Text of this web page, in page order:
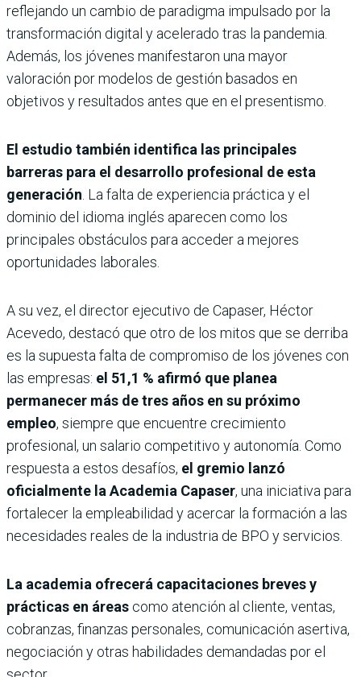
reflejando un cambio de paradigma impulsado por la
transformación digital y acelerado tras la pandemia.
Además, los jóvenes manifestaron una mayor
valoración por modelos de gestión basados en
objetivos y resultados antes que en el presentismo.
El estudio también identifica las principales
barreras para el desarrollo profesional de esta
generación. La falta de experiencia práctica y el
dominio del idioma inglés aparecen como los
principales obstáculos para acceder a mejores
oportunidades laborales.
A su vez, el director ejecutivo de Capaser, Héctor
Acevedo, destacó que otro de los mitos que se derriba
es la supuesta falta de compromiso de los jóvenes con
las empresas: el 51,1 % afirmó que planea
permanecer más de tres años en su próximo
empleo, siempre que encuentre crecimiento
profesional, un salario competitivo y autonomía. Como
respuesta a estos desafíos, el gremio lanzó
oficialmente la Academia Capaser, una iniciativa para
fortalecer la empleabilidad y acercar la formación a las
necesidades reales de la industria de BPO y servicios.
La academia ofrecerá capacitaciones breves y
prácticas en áreas como atención al cliente, ventas,
cobranzas, finanzas personales, comunicación asertiva,
negociación y otras habilidades demandadas por el